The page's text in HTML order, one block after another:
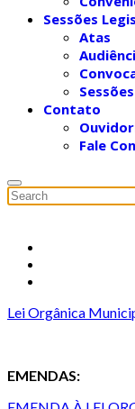
Sessões
Atas
Sessões
Contato
Fale
Lei Orgânica
EMENDAS: